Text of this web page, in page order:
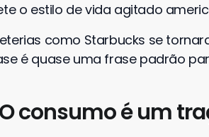
o estilo de vida agitado
como Starbucks se
é quase uma frase padrão
consumo é um